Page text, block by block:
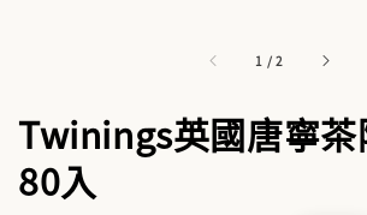
1 /2
Twinings英國唐寧
80入